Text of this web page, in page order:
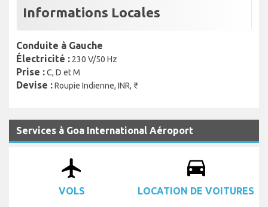
Informations Locales
Conduite à Gauche
Électricité : 230 V/50 Hz
Prise :C, D et M
Devise :Roupie Indienne, INR, ₹
Services à Goa International Aéroport
airplanemode_active
VOLS
drive_eta
LOCATION DE VOITURES